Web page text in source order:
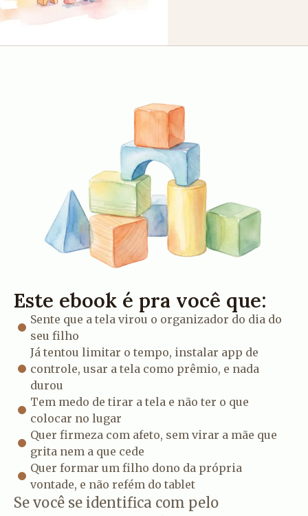
Este ebook é pra você que:
Sente que a tela virou o organizador do dia do
seu filho
Já tentou limitar o tempo, instalar app de
controle, usar a tela como prêmio, e nada
durou
Tem medo de tirar a tela e não ter o que
colocar no lugar
Quer firmeza com afeto, sem virar a mãe que
grita nem a que cede
Quer formar um filho dono da própria
vontade, e não refém do tablet
Se você se identifica com pelo